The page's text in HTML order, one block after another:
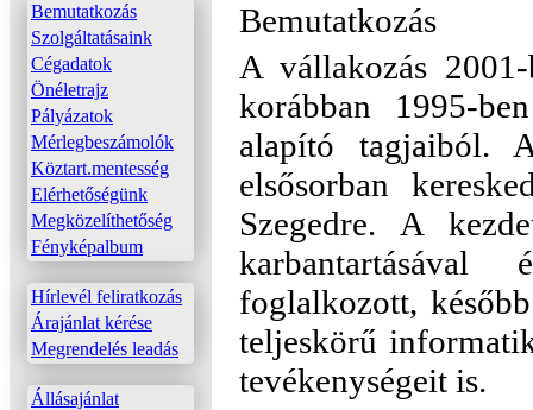
Bemutatkozás
Szolgáltatásaink
Cégadatok
Önéletrajz
Pályázatok
Mérlegbeszámolók
Köztart.mentesség
Elérhetőségünk
Megközelíthetőség
Fényképalbum
Hírlevél feliratkozás
Árajánlat kérése
Megrendelés leadás
Állásajánlat
Bemutatkozás
A vállakozás
korábban 1995-
alapító tagjaiból.
elsősorban
Szegedre. A
karbantartásával
foglalkozott,
teljeskörű
tevékenységeit is.